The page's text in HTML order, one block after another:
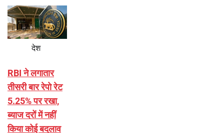
देश
RBI ने लगातार
तीसरी बार रेपो रेट
5.25% पर रखा,
ब्याज दरों में नहीं
किया कोई बदलाव